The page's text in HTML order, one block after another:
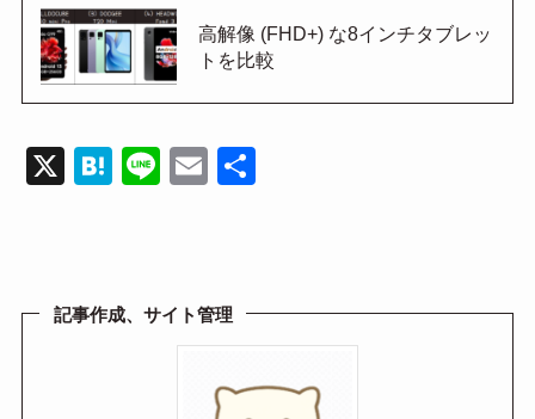
高解像 (FHD+) な8インチタブレッ
トを比較
X
H
a
Li
E
記事作成、サイト管理